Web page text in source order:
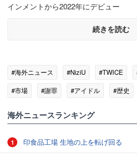
インメントから2022年にデビュー
続きを読む
#海外ニュース #NiziU #TWICE
#市場
#謝罪 #アイドル #歴史
海外ニュースランキング
1 印食品工場 生地の上を転げ回る